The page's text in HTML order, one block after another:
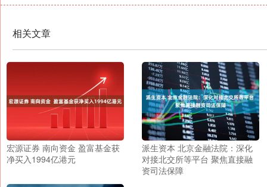
相关文章
宏源证券 南向资金 盈富基金获
净买入1994亿港元
派生资本 北京金融法院：深化
对接北交所等平台 聚焦直接融
资司法保障